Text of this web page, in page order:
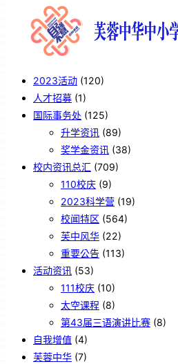
2023活动 (120)
人才招募 (1)
国际事务处 (125)
升学资讯 (89)
奖学金资讯 (38)
校内资讯总汇 (709)
110校庆 (9)
2023科学营 (19)
校闻特区 (564)
芙中风华 (22)
重要公告 (113)
活动资讯 (53)
111校庆 (10)
太空课程 (8)
第43届三语演讲比赛 (8)
自我增值 (4)
芙蓉中华 (7)